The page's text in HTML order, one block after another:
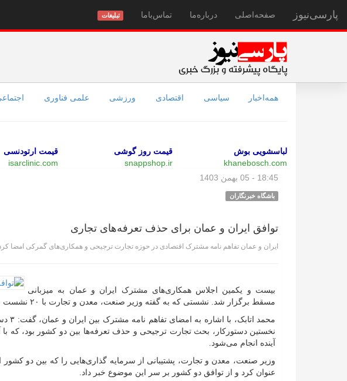
پارسی‌نیوز صفحه‌اصلی درباره‌ما تماس‌با‌ما تبلیغات
همه‌اخبار سیاسی اقتصادی ورزشی علمی فناوری
لباسشویی بوش
khanebosch.com
قیمت روز گوشی
snappshop.ir
قیمت ارتودنسی
isarclinic.com
18:45 - 05 بهمن 1403
باشگاه خبرنگاران
توافق ایران و عمان برای حذف تعرفه‌های تجاری
ایران و عمان تفاهم نامه مشترک اقتصادی در حوزه تجارت ترجیحی و همکاری‌های گمرکی امضا
بیست و یکمین اجلاس همکاری‌های مشترک ایران و عمان به میزبانی
مسقط برگزار شد. نشستی که به گفته وزیر صنعت، معدن و تجارت با ۲۰ نشست قبلی متفاوت بود.
محمد
نخستین دستورکار، بحث تجارت ترجیحی و حذف تعرفه‌ها بین دو کشور بود، که
آینده انجام می‌شود.
وزیر صنعت، معدن و تجارت، پشتیبانی از سرمایه گذاری‌هایی را که بین دو
عنوان کرد و از توافق دو کشور بر سر این موضوع خبر داد.